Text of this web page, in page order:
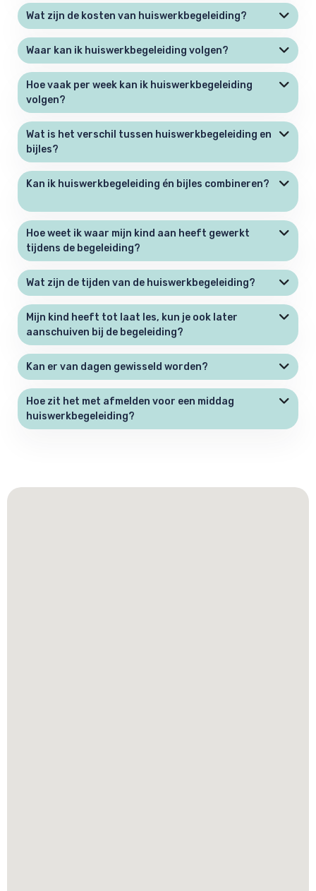
Wat zijn de kosten van huiswerkbegeleiding?
Waar kan ik huiswerkbegeleiding volgen?
Hoe vaak per week kan ik huiswerkbegeleiding
volgen?
Wat is het verschil tussen huiswerkbegeleiding en
bijles?
Kan ik huiswerkbegeleiding én bijles combineren?
Hoe weet ik waar mijn kind aan heeft gewerkt
tijdens de begeleiding?
Wat zijn de tijden van de huiswerkbegeleiding?
Mijn kind heeft tot laat les, kun je ook later
aanschuiven bij de begeleiding?
Kan er van dagen gewisseld worden?
Hoe zit het met afmelden voor een middag
huiswerkbegeleiding?